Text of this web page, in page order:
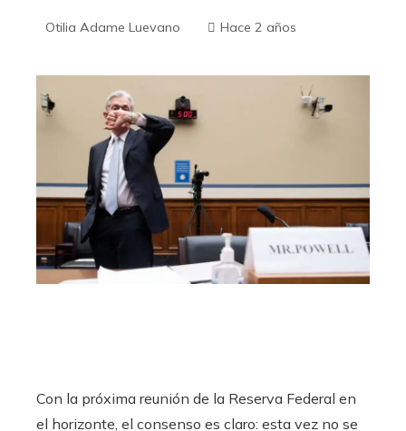
Otilia Adame Luevano Hace 2 años
Con la próxima reunión de la Reserva Federal en
el horizonte, el consenso es claro: esta vez no se